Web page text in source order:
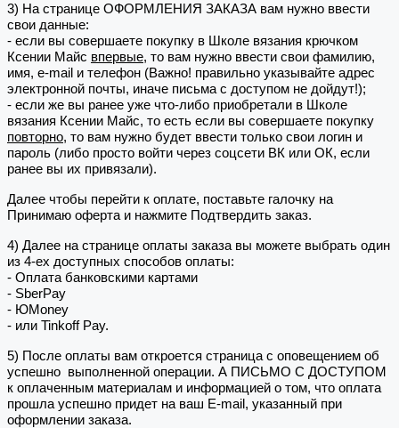
3) На странице ОФОРМЛЕНИЯ ЗАКАЗА вам нужно ввести
свои данные:
- если вы совершаете покупку в Школе вязания крючком
Ксении Майс впервые, то вам нужно ввести свои фамилию,
имя, e-mail и телефон (Важно! правильно указывайте адрес
электронной почты, иначе письма с доступом не дойдут!);
- если же вы ранее уже что-либо приобретали в Школе
вязания Ксении Майс, то есть если вы совершаете покупку
повторно, то вам нужно будет ввести только свои логин и
пароль (либо просто войти через соцсети ВК или ОК, если
ранее вы их привязали).
Далее чтобы перейти к оплате, поставьте галочку на
Принимаю оферта и нажмите Подтвердить заказ.
4) Далее на странице оплаты заказа вы можете выбрать один
из 4-ех доступных способов оплаты:
- Оплата банковскими картами
- SberPay
- ЮMoney
- или Tinkoff Pay.
5) После оплаты вам откроется страница с оповещением об
успешно выполненной операции. А ПИСЬМО С ДОСТУПОМ
к оплаченным материалам и информацией о том, что оплата
прошла успешно придет на ваш E-mail, указанный при
оформлении заказа.